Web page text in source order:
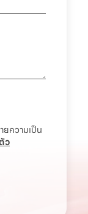
ยความเป็น
ว